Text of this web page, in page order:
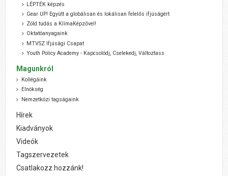
LÉPTÉK képzés
Gear UP! Együtt a globálisan és lokálisan felelős ifjúságért
Zöld tudás a KlímaKépzővel!
Oktatóanyagaink
MTVSZ Ifjúsági Csapat
Youth Policy Academy - Kapcsolódj, Cselekedj, Változtass
Magunkról
Kollégáink
Elnökség
Nemzetközi tagságaink
Hírek
Kiadványok
Videók
Tagszervezetek
Csatlakozz hozzánk!